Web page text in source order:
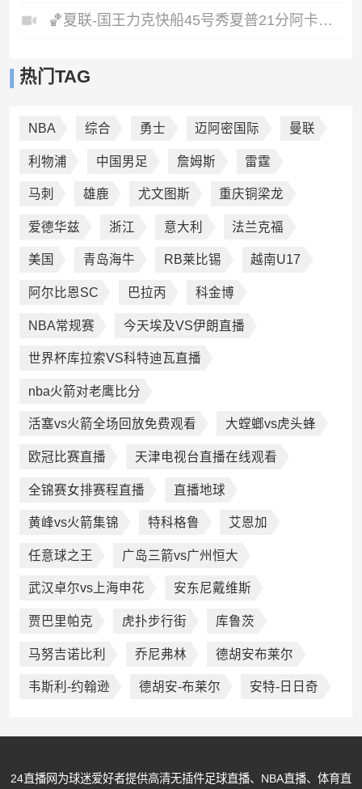
🏀夏联-国王力克快船45号秀夏普21分阿卡夫19+7瓦格勒7中1
热门TAG
NBA 综合 勇士 迈阿密国际 曼联
利物浦 中国男足 詹姆斯 雷霆
马刺 雄鹿 尤文图斯 重庆铜梁龙
爱德华兹 浙江 意大利 法兰克福
美国 青岛海牛 RB莱比锡 越南U17
阿尔比恩SC 巴拉丙 科金博
NBA常规赛 今天埃及VS伊朗直播
世界杯库拉索VS科特迪瓦直播
nba火箭对老鹰比分
活塞vs火箭全场回放免费观看 大螳螂vs虎头蜂
欧冠比赛直播 天津电视台直播在线观看
全锦赛女排赛程直播 直播地球
黄峰vs火箭集锦 特科格鲁 艾恩加
任意球之王 广岛三箭vs广州恒大
武汉卓尔vs上海申花 安东尼戴维斯
贾巴里帕克 虎扑步行街 库鲁茨
马努吉诺比利 乔尼弗林 德胡安布莱尔
韦斯利-约翰逊 德胡安-布莱尔 安特-日日奇
24直播网为球迷爱好者提供高清无插件足球直播、NBA直播、体育直